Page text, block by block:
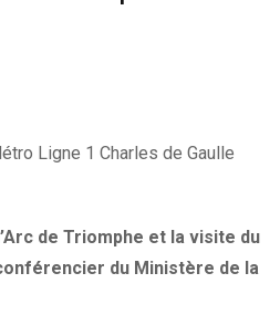
Ligne 1 Charles de Gaulle
de Triomphe et la visite du
du Ministère de la